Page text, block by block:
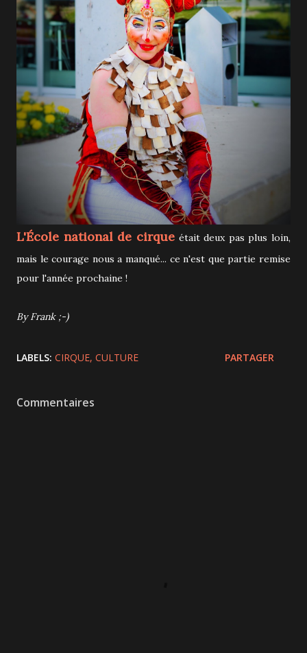
L'École national de cirqueétait deux pas plus loin,
mais le courage nous a manqué... ce n'est que partie remise
pour l'année prochaine !
By Frank ;-)
LABELS: CIRQUE CULTURE PARTAGER
Commentaires